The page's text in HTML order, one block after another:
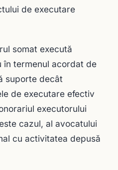
de execu­tare
somat execută
în termenul acordat de
suporte decât
de executare efectiv
executorului
cazul, al avocatului
cu activitatea depusă